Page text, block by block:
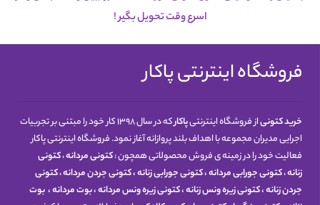
اسرعوقت تحویل بگیر !
فروشگاه اینترنتی پاکار
خرید کتونیاز فروشگاه اینترنتیپاکار
که در سال 1398 کار خود را مبتنی بر تجربیات
اجرایی مدیران مجموعه با اهداف بلند پروازانه آغاز نمود. فروشگاه اینترنتی پاکار
فعالیت خود را در زمینه ی فروش محصولاتی همچون :کتونی مردانه،کتونی
زنانه،کتونی جورابی مردانه،کتونی جورابی زنانه،کتونی جردن مردانه،کتونی
جردن زنانه،کتونی زیره ونس زنانه،کتونی زیره ونس مردانه،بوت مردانه،بوت